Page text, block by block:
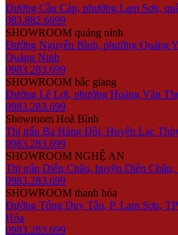
Đường Cầu Cáp, phường Lam Sơn,
083.882.6699
SHOWROOM quảng ninh
Đường Nguyễn Bình, phường Quảng
Quảng Ninh
0983.283.699
SHOWROOM bắc giang
Đường Lê Lợi, phường Hoàng Văn
0983.283.699
Showroom Hoà Bình
Thị trấn Ba Hàng Đồi, Huyện Lạc
0983.283.699
SHOWROOM NGHỆ AN
Thị trấn Diễn Châu, huyện Diễn
0983.283.699
SHOWROOM thanh hóa
Đường Tống Duy Tân, P. Lam Sơn,
Hóa
0983.283.699